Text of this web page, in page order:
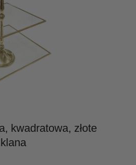
kwadratowa, złote